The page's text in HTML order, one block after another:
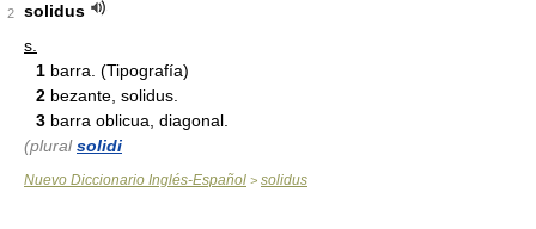
2
solidus
s.
1 barra. (Tipografía)
2 bezante, solidus.
3 barra oblicua, diagonal.
(pluralsolidi
Nuevo Diccionario Inglés-Español > solidus